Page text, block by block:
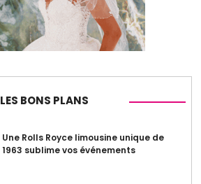
LES BONS PLANS
Une Rolls Royce limousine unique de
1963 sublime vos événements